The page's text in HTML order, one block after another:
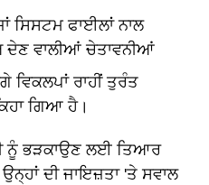
ਸਿਸਟਮ ਫਾਈਲਾਂ ਨਾਲ
ਦੇਣ ਵਾਲੀਆਂ ਚੇਤਾਵਨੀਆਂ
ਵਿਕਲਪਾਂ ਰਾਹੀਂ ਤੁਰੰਤ
ਗਿਆ ਹੈ।
ਨੂੰ ਭੜਕਾਉਣ ਲਈ ਤਿਆਰ
ਦੀ ਜਾਇਜ਼ਤਾ 'ਤੇ ਸਵਾਲ